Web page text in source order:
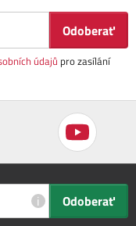
Odoberať
údajů pro zasílání
i Odoberať